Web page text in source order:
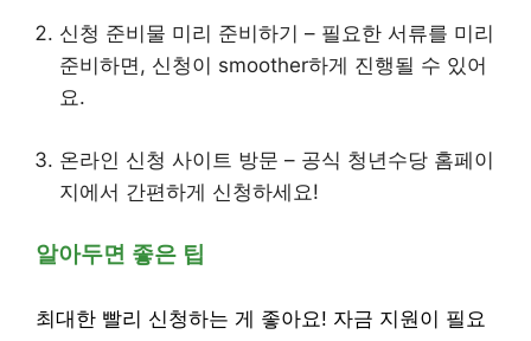
신청 준비물 미리 준비하기 – 필요한 서류를 미리
준비하면, 신청이 smoother하게 진행될 수 있어
요.
온라인 신청 사이트 방문 – 공식 청년수당 홈페이
지에서 간편하게 신청하세요!
알아두면 좋은 팁
최대한 빨리 신청하는 게 좋아요! 자금 지원이 필요